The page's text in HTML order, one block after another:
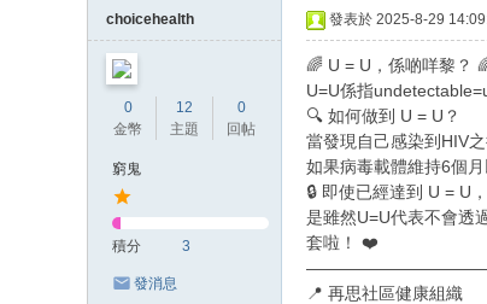
choicehealth
0
金幣
12
主題
0
回帖
窮鬼
積分 3
發消息
發表於 2025-8-29
🌈 U = U，係啲咩黎？
U=U係指
🔍 如何做到 U = U？
當發現自己感染到HIV
如果病毒載體維持6個
🔒 即使已經達到 U = U
是雖然U=U代表不會透
套啦！ ❤️
📍 再思社區健康組織